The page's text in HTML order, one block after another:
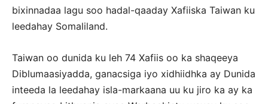
bixinnadaa lagu soo hadal-qaaday Xafiiska Taiwan ku
leedahay Somaliland.
Taiwan oo dunida ku leh 74 Xafiis oo ka shaqeeya
Diblumaasiyadda, ganacsiga iyo xidhiidhka ay Dunida
inteeda la leedahay isla-markaana uu ku jiro ka ay ka